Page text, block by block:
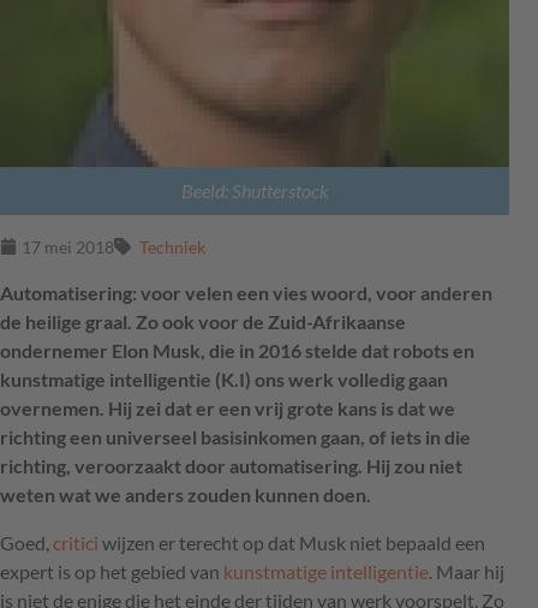
Beeld: Shutterstock
17 mei 2018 Techniek
Automatisering: voor velen een vies woord, voor anderen
de heilige graal. Zo ook voor de Zuid-Afrikaanse
ondernemer Elon Musk, die in 2016 stelde dat robots en
kunstmatige intelligentie (K.I) ons werk volledig gaan
overnemen. Hij zei dat er een vrij grote kans is dat we
richting een universeel basisinkomen gaan, of iets in die
richting, veroorzaakt door automatisering. Hij zou niet
weten wat we anders zouden kunnen doen.
Goed, critici wijzen er terecht op dat Musk niet bepaald een
expert is op het gebied van kunstmatige intelligentie. Maar hij
is niet de enige die het einde der tijden van werk voorspelt. Zo